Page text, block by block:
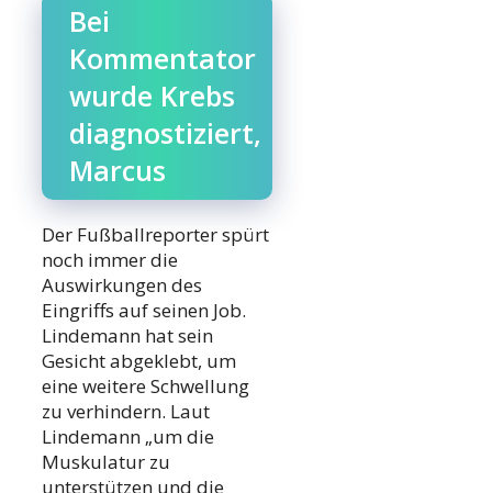
Bei
Kommentator
wurde Krebs
diagnostiziert,
Marcus
Der Fußballreporter spürt
noch immer die
Auswirkungen des
Eingriffs auf seinen Job.
Lindemann hat sein
Gesicht abgeklebt, um
eine weitere Schwellung
zu verhindern. Laut
Lindemann „um die
Muskulatur zu
unterstützen und die